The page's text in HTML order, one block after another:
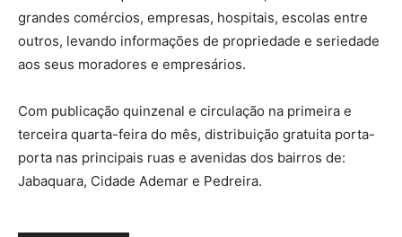
grandes comércios, empresas, hospitais, escolas entre
outros, levando informações de propriedade e seriedade
aos seus moradores e empresários.
Com publicação quinzenal e circulação na primeira e
terceira quarta-feira do mês, distribuição gratuita porta-
porta nas principais ruas e avenidas dos bairros de:
Jabaquara, Cidade Ademar e Pedreira.